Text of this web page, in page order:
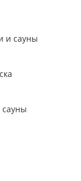
и сауны
сауны